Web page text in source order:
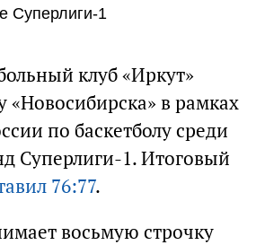
Суперлиги-1
клуб «Иркут»
«Новосибирска» в рамках
по баскетболу среди
Суперлиги-1. Итоговый
76:77.
восьмую строчку